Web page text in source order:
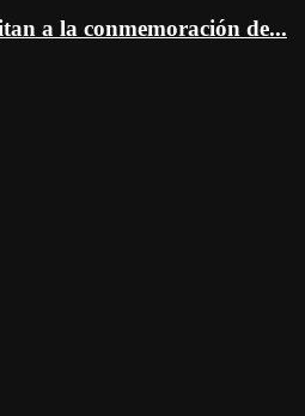
a la conmemoración de...